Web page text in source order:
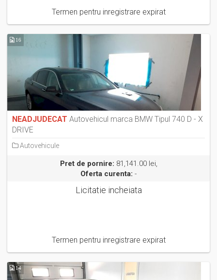
Termen pentru inregistrare expirat
16
NEADJUDECAT Autovehicul marca BMW Tipul 740 D - X
DRIVE
Autovehicule
Pret de pornire: 81,141.00 lei,
Oferta curenta: -
Licitatie incheiata
Termen pentru inregistrare expirat
14